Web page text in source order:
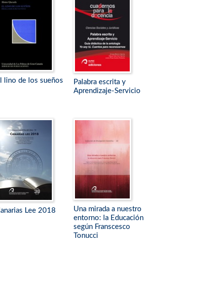
lino de los sueños
Palabra escrita y
Aprendizaje-Servicio
Lee 2018
Una mirada a nuestro
entorno: la Educación
según Franscesco
Tonucci